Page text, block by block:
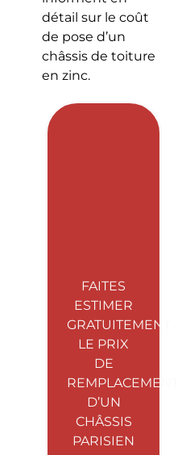
détail sur le coût
de pose d’un
châssis de toiture
en zinc.
FAITES
ESTIMER
GRATUITEMENT
LE PRIX
DE
REMPLACEMENT
D’UN
CHÂSSIS
PARISIEN